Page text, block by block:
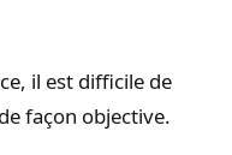
il est difficile de
façon objective.